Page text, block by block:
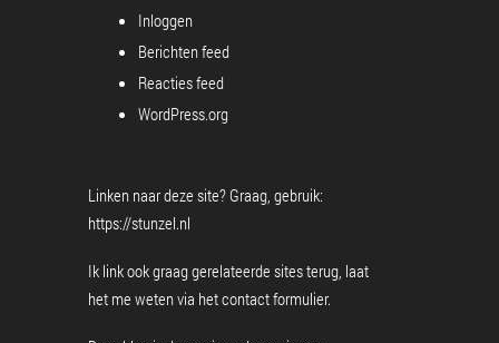
Inloggen
Berichten feed
Reacties feed
WordPress.org
Linken naar deze site? Graag, gebruik:
https://stunzel.nl
Ik link ook graag gerelateerde sites terug, laat
het me weten via hetcontact formulier.